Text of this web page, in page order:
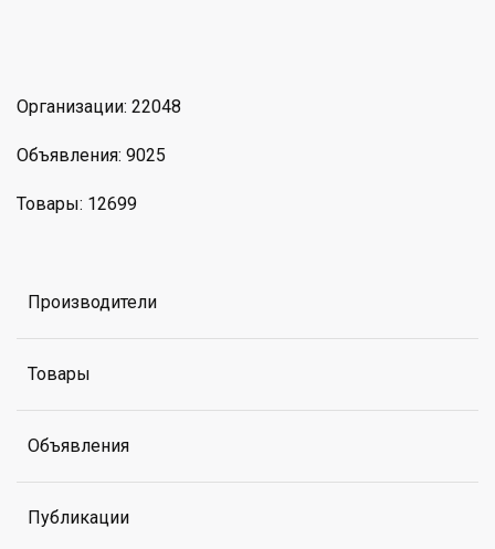
Организации: 22048
Объявления: 9025
Товары: 12699
Производители
Товары
Объявления
Публикации